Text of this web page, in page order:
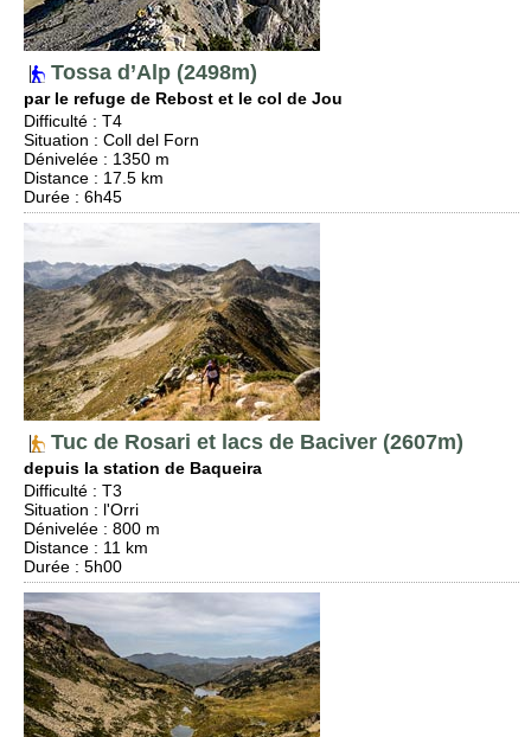
Tossa d’Alp (2498m)
par le refuge de Rebost et le col de Jou
Difficulté : T4
Situation : Coll del Forn
Dénivelée : 1350 m
Distance : 17.5 km
Durée : 6h45
Tuc de Rosari et lacs de Baciver (2607m)
depuis la station de Baqueira
Difficulté : T3
Situation : l'Orri
Dénivelée : 800 m
Distance : 11 km
Durée : 5h00